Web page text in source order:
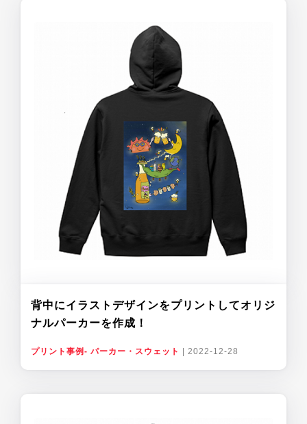
背中にイラストデザインをプリントしてオリジ
ナルパーカーを作成！
プリント事例- パーカー・スウェット 2022-12-28